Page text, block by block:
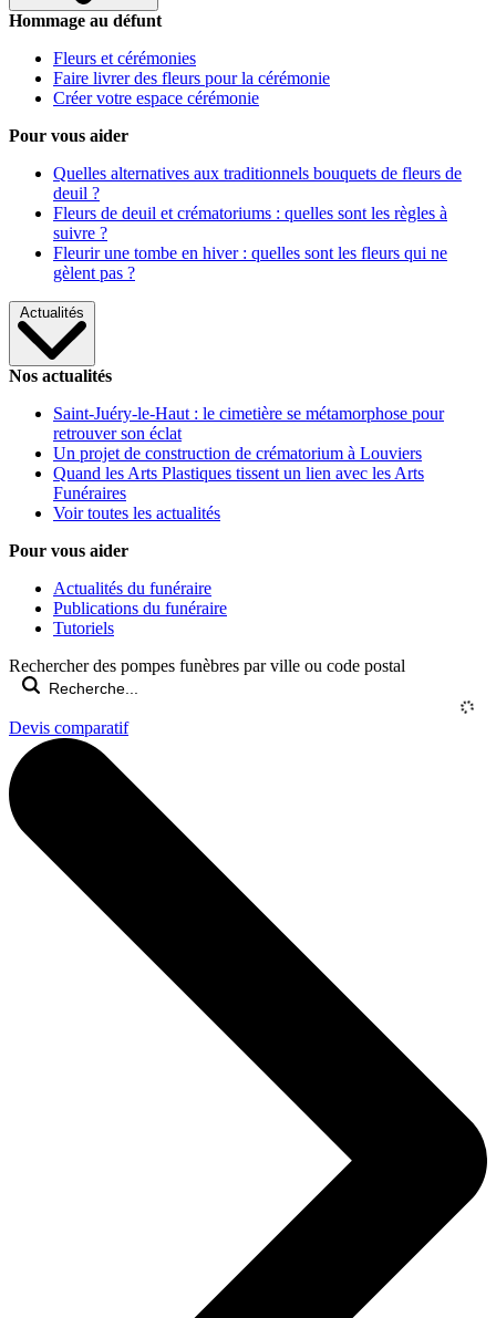
Hommage au défunt
Fleurs et cérémonies
Faire livrer des fleurs pour la cérémonie
Créer votre espace cérémonie
Pour vous aider
Quelles alternatives aux traditionnels bouquets de fleurs de
deuil ?
Fleurs de deuil et crématoriums : quelles sont les règles à
suivre ?
Fleurir une tombe en hiver : quelles sont les fleurs qui ne
gèlent pas ?
Actualités
Nos actualités
Saint-Juéry-le-Haut : le cimetière se métamorphose pour
retrouver son éclat
Un projet de construction de crématorium à Louviers
Quand les Arts Plastiques tissent un lien avec les Arts
Funéraires
Voir toutes les actualités
Pour vous aider
Actualités du funéraire
Publications du funéraire
Tutoriels
Rechercher des pompes funèbres par ville ou code postal
Devis comparatif